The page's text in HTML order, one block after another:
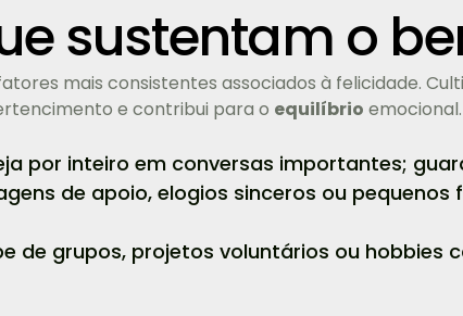
sustentam o
mais consistentes associados à felicidade.
e contribui para o equilíbrio emocional.
por inteiro em conversas importantes;
de apoio, elogios sinceros ou pequenos
de grupos, projetos voluntários ou hobbies